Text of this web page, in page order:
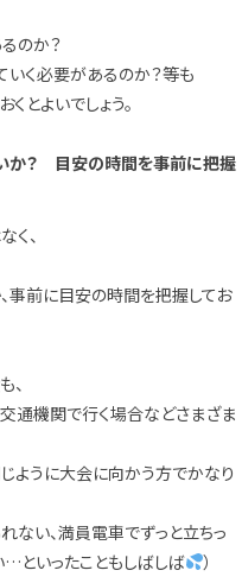
のか？
いく必要があるのか？等も
とよいでしょう。
か？ 目安の時間を事前に把握
、
事前に目安の時間を把握してお
、
通機関で行く場合などさまざま
ように大会に向かう方でかなり
ない、満員電車でずっと立ちっ
といったこともしばしば
）